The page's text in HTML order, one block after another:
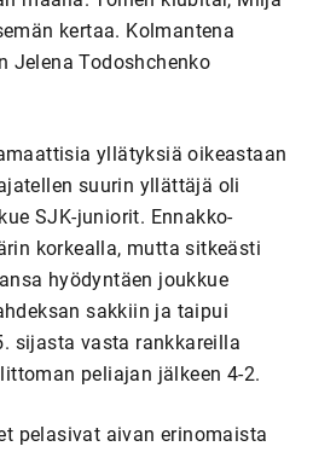
kertaa. Kolmantena
Jelena Todoshchenko
yllätyksiä oikeastaan
suurin yllättäjä oli
SJK-juniorit. Ennakko-
korkealla, mutta sitkeästi
hyödyntäen joukkue
sakkiin ja taipui
sijasta vasta rankkareilla
peliajan jälkeen 4-2.
pelasivat aivan erinomaista